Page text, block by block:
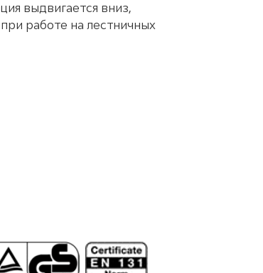
выдвигается вниз,
работе на лестничных